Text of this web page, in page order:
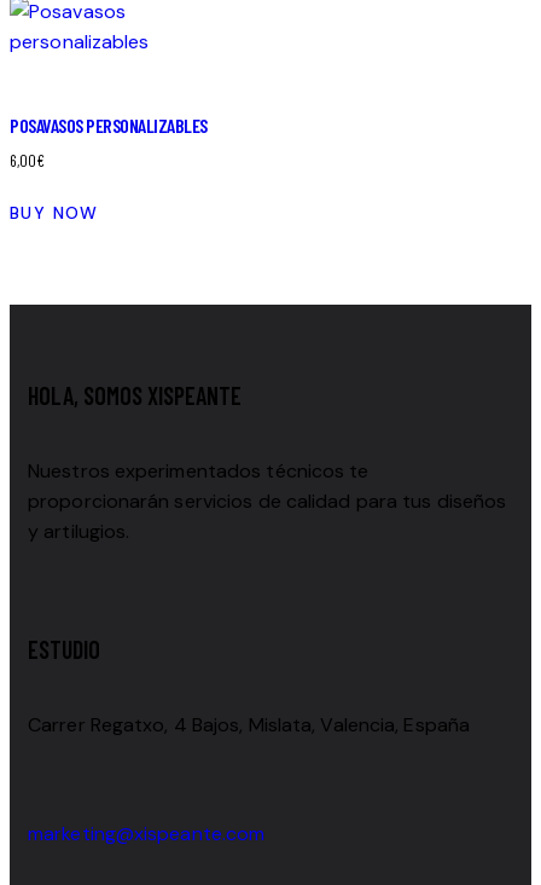
POSAVASOS PERSONALIZABLES
6,00€
BUY NOW
HOLA, SOMOS XISPEANTE
Nuestros experimentados técnicos te
proporcionarán servicios de calidad para tus diseños
y artilugios.
ESTUDIO
Carrer Regatxo, 4 Bajos, Mislata, Valencia, España
marketing@xispeante.com